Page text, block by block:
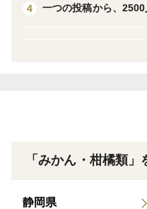
4
一つの投稿から、
「みかん・柑橘類
静岡県